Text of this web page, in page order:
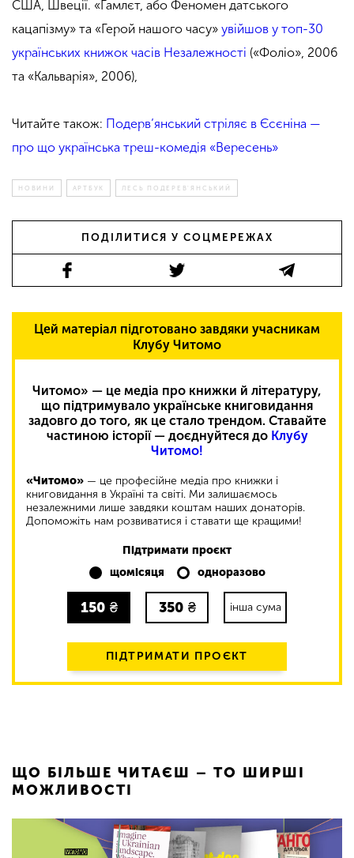
США, Швеції. «Гамлєт, або Феномен датського
кацапізму» та «Герой нашого часу» увійшов у топ-30
українських книжок часів Незалежності («Фоліо», 2006
та «Кальварія», 2006),
Читайте також: Подерв’янський стріляє в Єсєніна —
про що українська треш-комедія «Вересень»
НОВИНИ АРТБУК ЛЕСЬ ПОДЕРЕВ'ЯНСЬКИЙ
ПОДІЛИТИСЯ У СОЦМЕРЕЖАХ
Цей матеріал підготовано завдяки учасникам
Клубу Читомо
Читомо» — це медіа про книжки й літературу,
що підтримувало українське книговидання
задовго до того, як це стало трендом. Ставайте
частиною історії — доєднуйтеся до Клубу
Читомо!
«Читомо» — це професійне медіа про книжки і
книговидання в Україні та світі. Ми залишаємось
незалежними лише завдяки коштам наших донаторів.
Допоможіть нам розвиватися і ставати ще кращими!
Підтримати проєкт
щомісяця
одноразово
150 ₴ 350 ₴ інша сума
ПІДТРИМАТИ ПРОЄКТ
ЩО БІЛЬШЕ ЧИТАЄШ – ТО ШИРШІ
МОЖЛИВОСТІ